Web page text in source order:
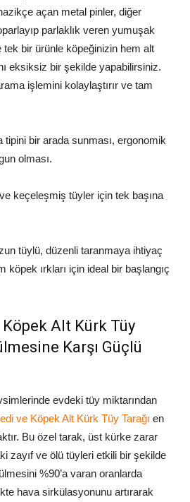
açan metal pinler, diğer
parlaklık veren yumuşak
tek bir ürünle köpeğinizin hem alt
eksiksiz bir şekilde yapabilirsiniz.
işlemini kolaylaştırır ve tam
tipini bir arada sunması, ergonomik
olması.
keçeleşmiş tüyler için tek başına
tüylü, düzenli taranmaya ihtiyaç
köpek ırkları için ideal bir başlangıç
Alt Kürk Tüy
Karşı Güçlü
evdeki tüy miktarından
ve Köpek Alt Kürk Tüy Tarağı en
Bu özel tarak, üst kürke zarar
zayıf ve ölü tüyleri etkili bir şekilde
%90’a varan oranlarda
hava sirkülasyonunu artırarak